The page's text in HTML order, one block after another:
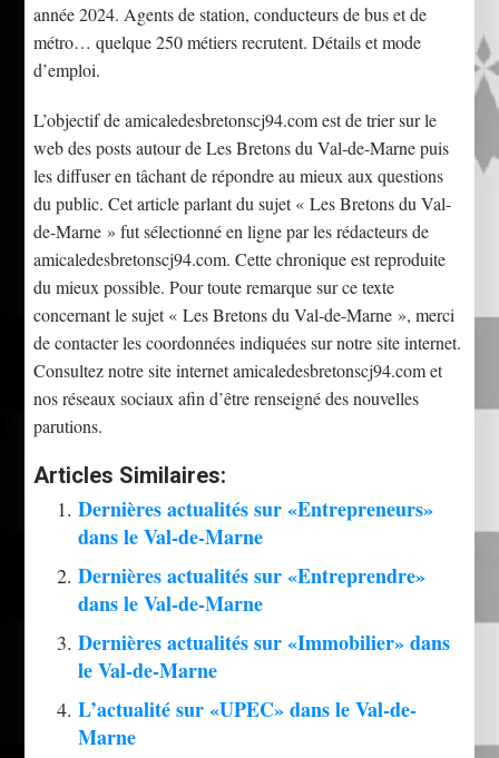
année 2024. Agents de station, conducteurs de bus et de
métro… quelque 250 métiers recrutent. Détails et mode
d’emploi.
L’objectif de amicaledesbretonscj94.com est de trier sur le
web des posts autour de Les Bretons du Val-de-Marne puis
les diffuser en tâchant de répondre au mieux aux questions
du public. Cet article parlant du sujet « Les Bretons du Val-
de-Marne » fut sélectionné en ligne par les rédacteurs de
amicaledesbretonscj94.com. Cette chronique est reproduite
du mieux possible. Pour toute remarque sur ce texte
concernant le sujet « Les Bretons du Val-de-Marne », merci
de contacter les coordonnées indiquées sur notre site internet.
Consultez notre site internet amicaledesbretonscj94.com et
nos réseaux sociaux afin d’être renseigné des nouvelles
parutions.
Articles Similaires:
Dernières actualités sur «Entrepreneurs»
dans le Val-de-Marne
Dernières actualités sur «Entreprendre»
dans le Val-de-Marne
Dernières actualités sur «Immobilier» dans
le Val-de-Marne
L’actualité sur «UPEC» dans le Val-de-
Marne